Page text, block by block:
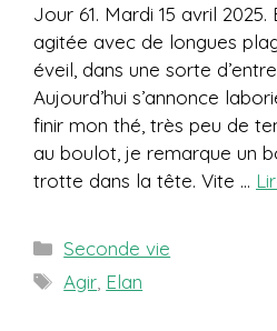
Jour 61. Mardi 15 avril
agitée avec de longues
éveil, dans une sorte
Aujourd’hui s’annonce
finir mon thé, très peu de
au boulot, je remarque un
trotte dans la tête. Vite …
Catégories
Seconde vie
Étiquettes
Agir Elan